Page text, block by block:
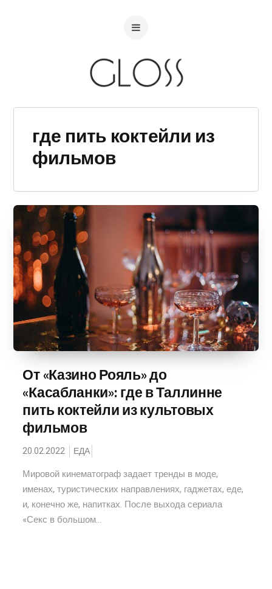
где пить коктейли из
фильмов
От «Казино Рояль» до
«Касабланки»: где в Таллинне
пить коктейли из культовых
фильмов
20.02.2022 ЕДА
Мировой кинематограф задает тренды в моде,
именах, туристических направлениях, гаджетах, еде,
и, конечно же, напитках. После выхода сериала
«Секс в большом...